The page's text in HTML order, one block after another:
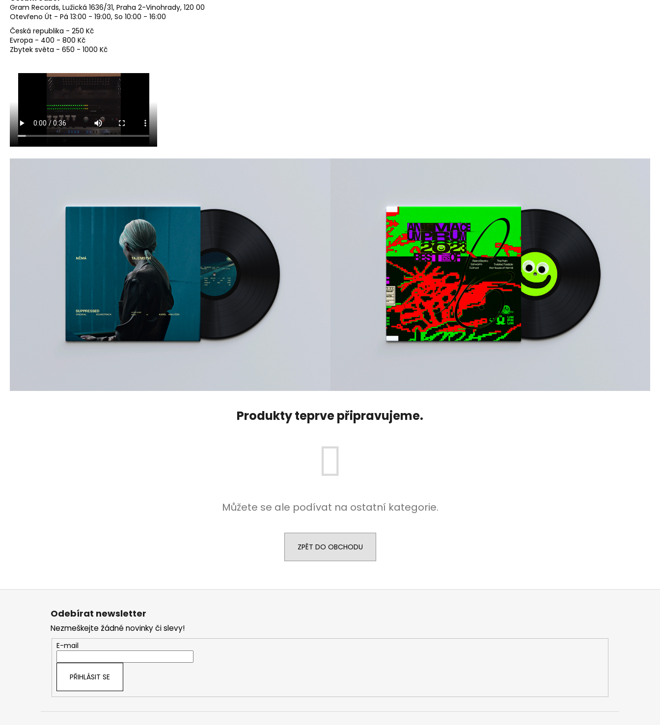
Gram Records, Lužická 1636/31, Praha 2-Vinohrady, 120 00
Otevřeno Út - Pá 13:00 - 19:00, So 10:00 - 16:00
Česká republika - 250 Kč
Evropa - 400 - 800 Kč
Zbytek světa - 650 - 1000 Kč
Produkty teprve připravujeme.
Můžete se ale podívat na ostatní kategorie.
ZPĚT DO OBCHODU
Odebírat newsletter
Nezmeškejte žádné novinky či slevy!
E-mail
PŘIHLÁSIT SE